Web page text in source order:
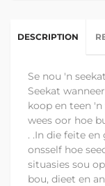
DESCRIPTION
Se nou 'n
Seekat
koop en teen
wees oor hoe
. .In die feite en
onsself hoe
situasies sou
bou, dieet en